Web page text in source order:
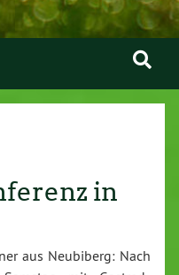
in
aus Neubiberg: Nach